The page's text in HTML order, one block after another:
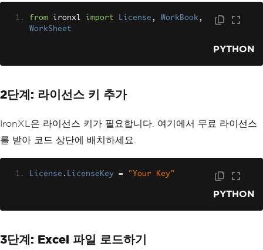
from ironxl import License , WorkBook,
WorkSheet
PYTHON
2단계: 라이선스 키 추가
IronXL은 라이선스 키가 필요합니다. 여기에서 무료 라이선스
를 받아 코드 상단에 배치하세요.
License . LicenseKey = "Your Key"
PYTHON
3단계: Excel 파일 로드하기